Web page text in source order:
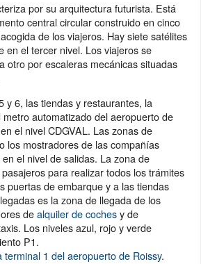
por su arquitectura futurista. Está
central circular construido en cinco
de los viajeros. Hay siete satélites
en el tercer nivel. Los viajeros se
otro por escaleras mecánicas situadas
y 6, las tiendas y restaurantes, la
automatizado del aeropuerto de
el nivel CDGVAL. Las zonas de
los mostradores de las compañías
el nivel de salidas. La zona de
para realizar todos los trámites
puertas de embarque y a las tiendas
es la zona de llegada de los
dealquiler de cochesy de
Los niveles azul, rojo y verde
P1.
1 del aeropuerto de Roissy.